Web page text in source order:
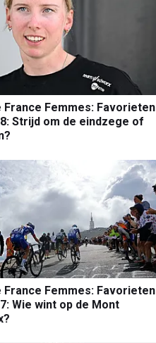
France Femmes: Favorieten
Strijd om de eindzege of
France Femmes: Favorieten
Wie wint op de Mont